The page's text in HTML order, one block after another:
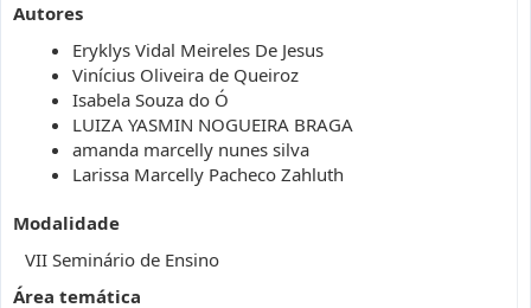
Autores
Eryklys Vidal Meireles De Jesus
Vinícius Oliveira de Queiroz
Isabela Souza do Ó
LUIZA YASMIN NOGUEIRA BRAGA
amanda marcelly nunes silva
Larissa Marcelly Pacheco Zahluth
Modalidade
VII Seminário de Ensino
Área temática